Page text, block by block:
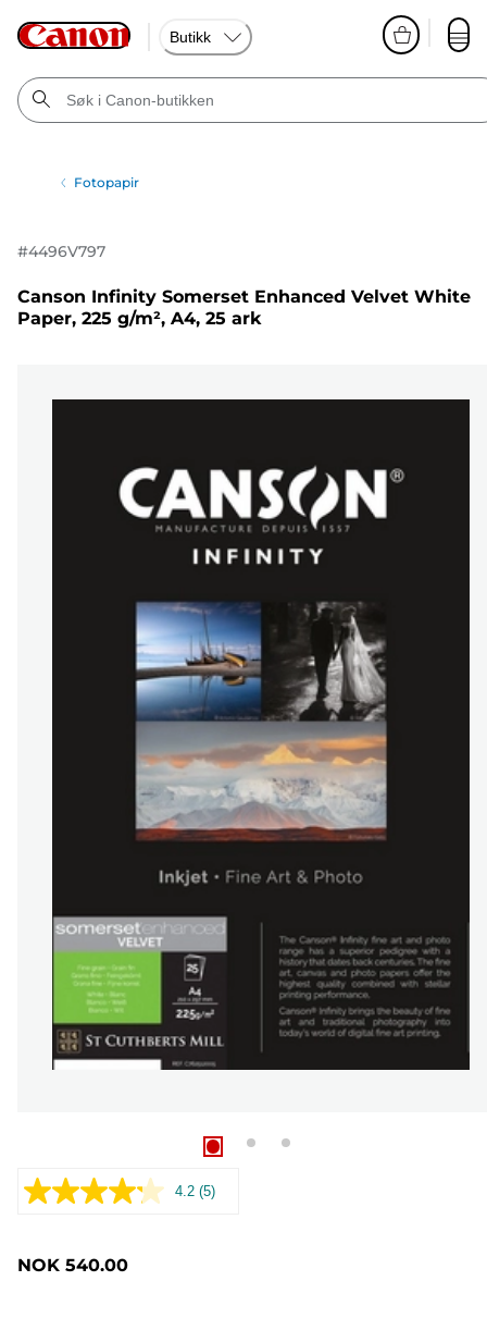
Butikk
Fotopapir
#4496V797
Canson Infinity Somerset Enhanced Velvet White
Paper, 225 g/m², A4, 25 ark
4.2 Les
(5)
NOK 540.00